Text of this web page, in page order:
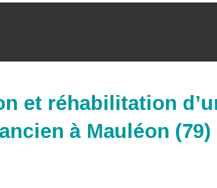
et réhabilitation
ancien à Mauléon (79)